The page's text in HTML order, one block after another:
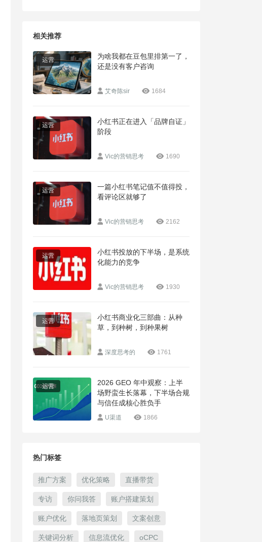
相关推荐
运营
为啥我都在豆包里排第一了，
还是没有客户咨询
艾奇陈sir 1684
运营
小红书正在进入「品牌自证」
阶段
Vic的营销思考 1690
运营
一篇小红书笔记值不值得投，
看评论区就够了
Vic的营销思考 2162
运营
小红书投放的下半场，是系统
化能力的竞争
Vic的营销思考 1930
运营
小红书商业化三部曲：从种
草，到种树，到种果树
深度思考的 1761
运营
2026 GEO 年中观察：上半
场野蛮生长落幕，下半场合规
与信任成核心胜负手
U渠道 1866
热门标签
推广方案 优化策略 直播带货
专访 你问我答 账户搭建策划
账户优化 落地页策划 文案创意
关键词分析 信息流优化 oCPC